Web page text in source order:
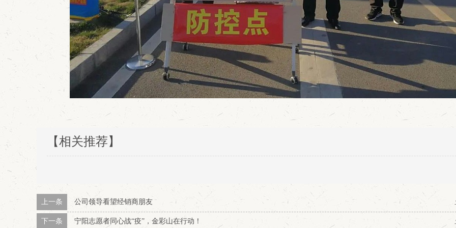
【相关推荐】
上一条 公司领导看望经销商朋友
下一条 宁阳志愿者同心战“疫”，金彩山在行动！